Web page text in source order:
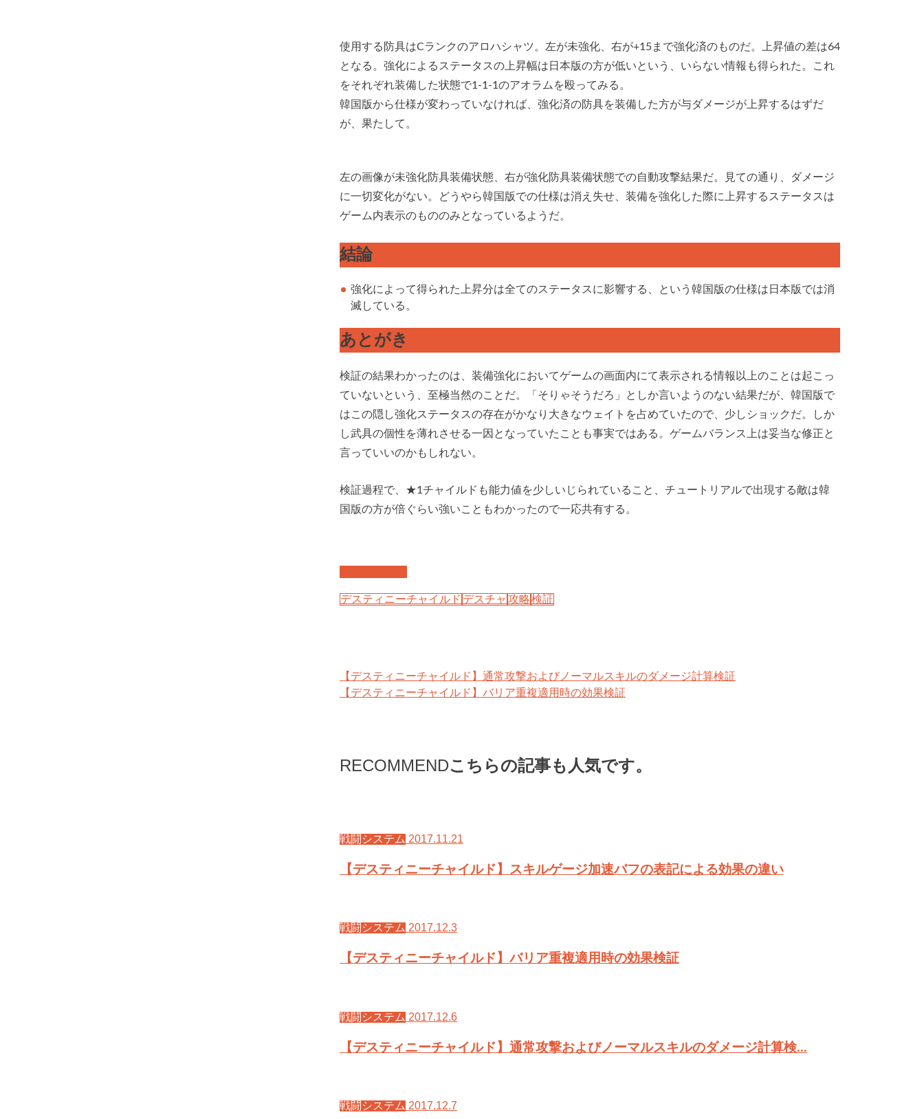
使用する防具はCランクのアロハシャツ。左が未強化、右が+15まで強化済のものだ。上昇値の差は64
となる。強化によるステータスの上昇幅は日本版の方が低いという、いらない情報も得られた。これ
をそれぞれ装備した状態で1-1-1のアオラムを殴ってみる。
韓国版から仕様が変わっていなければ、強化済の防具を装備した方が与ダメージが上昇するはずだ
が、果たして。
左の画像が未強化防具装備状態、右が強化防具装備状態での自動攻撃結果だ。見ての通り、ダメージ
に一切変化がない。どうやら韓国版での仕様は消え失せ、装備を強化した際に上昇するステータスは
ゲーム内表示のもののみとなっているようだ。
結論
強化によって得られた上昇分は全てのステータスに影響する、という韓国版の仕様は日本版では消
滅している。
あとがき
検証の結果わかったのは、装備強化においてゲームの画面内にて表示される情報以上のことは起こっ
ていないという、至極当然のことだ。「そりゃそうだろ」としか言いようのない結果だが、韓国版で
はこの隠し強化ステータスの存在がかなり大きなウェイトを占めていたので、少しショックだ。しか
し武具の個性を薄れさせる一因となっていたことも事実ではある。ゲームバランス上は妥当な修正と
言っていいのかもしれない。
検証過程で、★1チャイルドも能力値を少しいじられていること、チュートリアルで出現する敵は韓
国版の方が倍ぐらい強いこともわかったので一応共有する。
デスティニーチャイルド デスチャ 攻略検証
【デスティニーチャイルド】通常攻撃およびノーマルスキルのダメージ計算検証
【デスティニーチャイルド】バリア重複適用時の効果検証
RECOMMENDこちらの記事も人気です。
戦闘システム 2017.11.21
【デスティニーチャイルド】スキルゲージ加速バフの表記による効果の違い
戦闘システム 2017.12.3
【デスティニーチャイルド】バリア重複適用時の効果検証
戦闘システム 2017.12.6
【デスティニーチャイルド】通常攻撃およびノーマルスキルのダメージ計算検…
戦闘システム 2017.12.7